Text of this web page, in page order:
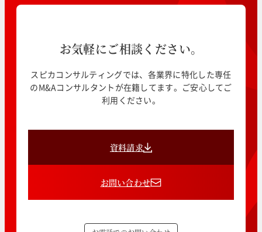
お気軽にご相談ください。
スピカコンサルティングでは、各業界に特化した専任
のM&Aコンサルタントが在籍してます。ご安心してご
利用ください。
資料請求
お問い合わせ